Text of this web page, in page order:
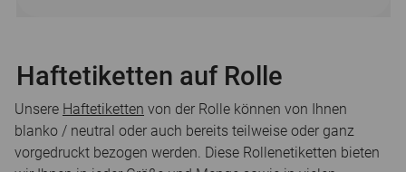
Haftetiketten auf Rolle
Unsere Haftetiketten von der Rolle können von Ihnen
blanko / neutral oder auch bereits teilweise oder ganz
vorgedruckt bezogen werden. Diese Rollenetiketten bieten